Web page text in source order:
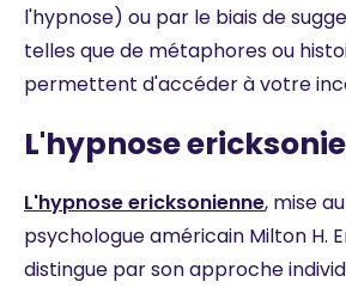
l'hypnose) ou par le biais de
telles que de métaphores ou
permettent d'accéder à votre
L'hypnose
L'hypnose ericksonienne, mise
psychologue américain Milton H.
distingue par son approche